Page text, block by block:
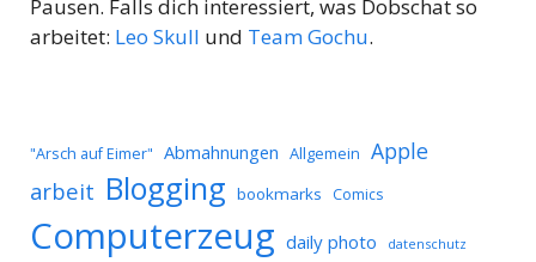
Pausen. Falls dich interessiert, was Dobschat so
arbeitet: Leo Skull und Team Gochu.
"Arsch auf Eimer" Abmahnungen Allgemein Apple
arbeit Blogging bookmarks Comics
Computerzeug daily photo datenschutz